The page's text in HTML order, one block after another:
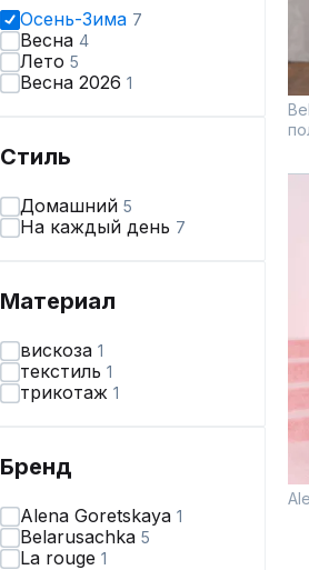
Осень-Зима 7
Весна 4
Лето 5
Весна 2026 1
Стиль
Домашний 5
На каждый день 7
Материал
вискоза 1
текстиль 1
трикотаж 1
Бренд
Alena Goretskaya 1
Belarusachka 5
La rouge 1